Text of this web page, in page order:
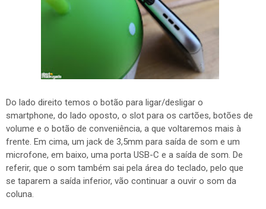
Do lado direito temos o botão para ligar/desligar o
smartphone, do lado oposto, o slot para os cartões, botões de
volume e o botão de conveniência, a que voltaremos mais à
frente. Em cima, um jack de 3,5mm para saída de som e um
microfone, em baixo, uma porta USB-C e a saída de som. De
referir, que o som também sai pela área do teclado, pelo que
se taparem a saída inferior, vão continuar a ouvir o som da
coluna.